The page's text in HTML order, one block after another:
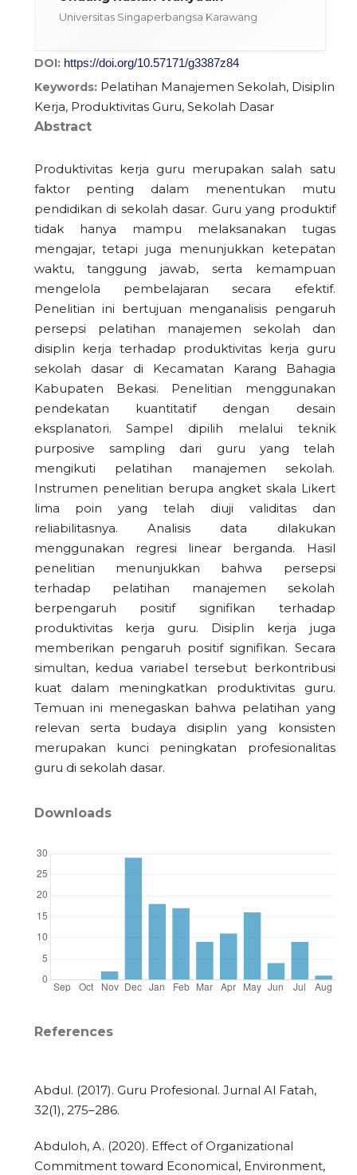
Universitas Singaperbangsa Karawang
DOI: https://doi.org/10.57171/g3387z84
Keywords: Pelatihan Manajemen Sekolah, Disiplin
Kerja, Produktivitas Guru, Sekolah Dasar
Abstract
Produktivitas kerja guru merupakan salah satu
faktor penting dalam menentukan mutu
pendidikan di sekolah dasar. Guru yang produktif
tidak hanya mampu melaksanakan tugas
mengajar, tetapi juga menunjukkan ketepatan
waktu, tanggung jawab, serta kemampuan
mengelola pembelajaran secara efektif.
Penelitian ini bertujuan menganalisis pengaruh
persepsi pelatihan manajemen sekolah dan
disiplin kerja terhadap produktivitas kerja guru
sekolah dasar di Kecamatan Karang Bahagia
Kabupaten Bekasi. Penelitian menggunakan
pendekatan kuantitatif dengan desain
eksplanatori. Sampel dipilih melalui teknik
purposive sampling dari guru yang telah
mengikuti pelatihan manajemen sekolah.
Instrumen penelitian berupa angket skala Likert
lima poin yang telah diuji validitas dan
reliabilitasnya. Analisis data dilakukan
menggunakan regresi linear berganda. Hasil
penelitian menunjukkan bahwa persepsi
terhadap pelatihan manajemen sekolah
berpengaruh positif signifikan terhadap
produktivitas kerja guru. Disiplin kerja juga
memberikan pengaruh positif signifikan. Secara
simultan, kedua variabel tersebut berkontribusi
kuat dalam meningkatkan produktivitas guru.
Temuan ini menegaskan bahwa pelatihan yang
relevan serta budaya disiplin yang konsisten
merupakan kunci peningkatan profesionalitas
guru di sekolah dasar.
Downloads
References
Abdul. (2017). Guru Profesional. Jurnal Al Fatah,
32(1), 275–286.
Abduloh, A. (2020). Effect of Organizational
Commitment toward Economical, Environment,